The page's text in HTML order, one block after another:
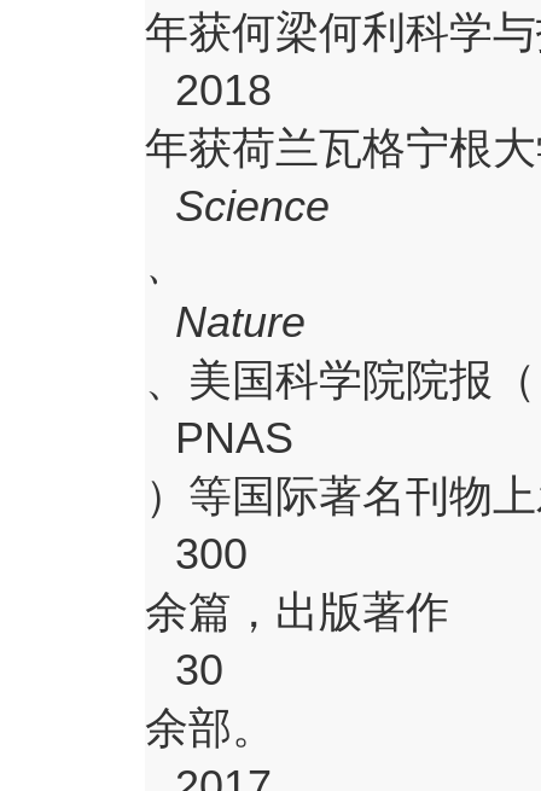
年获何梁何利科学
2018
年获荷兰瓦格宁根
Science
、
Nature
、美国科学院院报（
PNAS
）等国际著名刊物
300
余篇，出版著作
30
余部。